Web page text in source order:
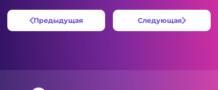
Предыдущая Следующая